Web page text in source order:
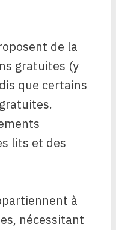
de la
gratuites (y
que certains
lits et des
à
nécessitant